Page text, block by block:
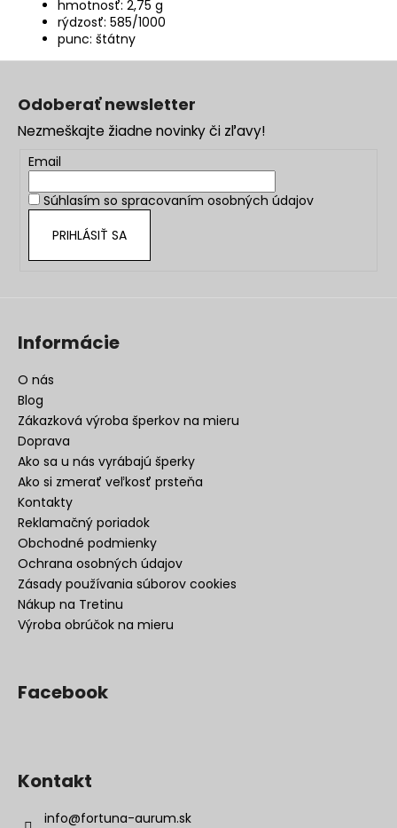
hmotnosť: 2,75 g
rýdzosť: 585/1000
punc: štátny
Odoberať newsletter
Nezmeškajte žiadne novinky či zľavy!
Email
Súhlasím so spracovaním osobných údajov
PRIHLÁSIŤ SA
Informácie
O nás
Blog
Zákazková výroba šperkov na mieru
Doprava
Ako sa u nás vyrábajú šperky
Ako si zmerať veľkosť prsteňa
Kontakty
Reklamačný poriadok
Obchodné podmienky
Ochrana osobných údajov
Zásady používania súborov cookies
Nákup na Tretinu
Výroba obrúčok na mieru
Facebook
Kontakt
info@fortuna-aurum.sk